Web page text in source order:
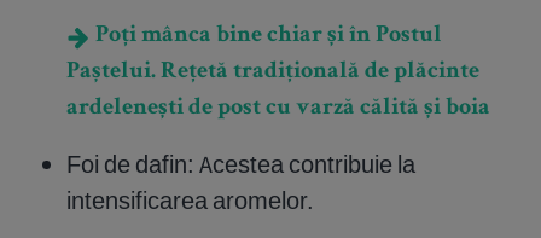
Poți mânca bine chiar și în Postul
Paștelui. Rețetă tradițională de plăcinte
ardelenești de post cu varză călită și boia
Foi de dafin: Acestea contribuie la
intensificarea aromelor.